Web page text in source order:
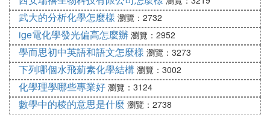
武大的分析化學怎麼樣 瀏覽：2732
ige電化學發光偏高怎麼辦 瀏覽：2952
學而思初中英語和語文怎麼樣 瀏覽：3273
下列哪個水飛薊素化學結構 瀏覽：3002
化學理學哪些專業好 瀏覽：3124
數學中的棱的意思是什麼 瀏覽：2738